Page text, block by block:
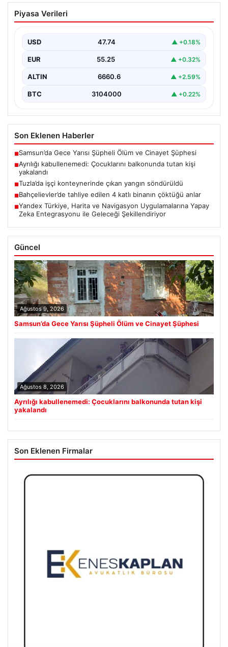
Ayrılığı kabullenemedi: Çocuklarını
balkonunda tutan kişi yakalandı
isteyen 39 yaşındaki bir kişi, 4 ve 6…
Piyasa Verileri
USD 47.74 ▲ +0.18%
EUR 55.25 ▲ +0.32%
ALTIN 6660.6 ▲ +2.59%
BTC 3104000 ▲ +0.22%
Son Eklenen Haberler
■Samsun’da Gece Yarısı Şüpheli Ölüm ve Cinayet Şüphesi
■Ayrılığı kabullenemedi: Çocuklarını balkonunda tutan kişi
yakalandı
■Tuzla’da işçi konteynerinde çıkan yangın söndürüldü
■Bahçelievler’de tahliye edilen 4 katlı binanın çöktüğü anlar
■Yandex Türkiye, Harita ve Navigasyon Uygulamalarına Yapay
Zeka Entegrasyonu ile Geleceği Şekillendiriyor
Güncel
Ağustos 9, 2026
Samsun’da Gece Yarısı Şüpheli Ölüm ve Cinayet Şüphesi
Ağustos 8, 2026
Ayrılığı kabullenemedi: Çocuklarını balkonunda tutan kişi
yakalandı
Son Eklenen Firmalar